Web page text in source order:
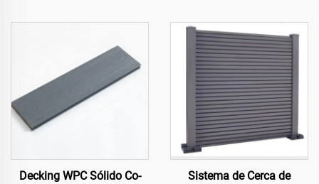
mm)
Sete Furos (Mais Vendido)
Decking WPC Sólido Co-
Sistema de Cerca de